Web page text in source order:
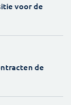
voor de
de